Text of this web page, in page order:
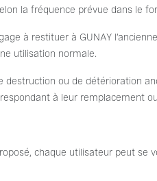
la fréquence prévue dans le
à restituer à GUNAY
utilisation normale.
destruction ou de détérioration
à leur remplacement
chaque utilisateur peut